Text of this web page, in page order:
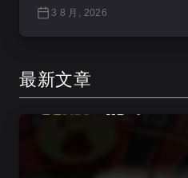
3 8 月, 2026
最新文章